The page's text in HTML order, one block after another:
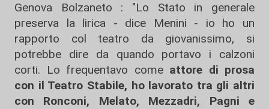
Genova Bolzaneto : "Lo Stato in generale
preserva la lirica - dice Menini - io ho un
rapporto col teatro da giovanissimo, si
potrebbe dire da quando portavo i calzoni
corti. Lo frequentavo come attore di prosa
con il Teatro Stabile, ho lavorato tra gli altri
con Ronconi, Melato, Mezzadri, Pagni e